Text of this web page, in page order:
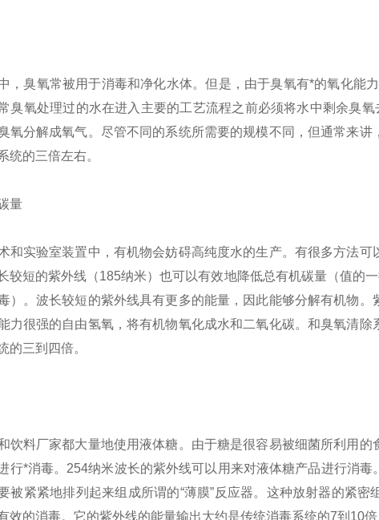
臭氧常被用于消毒和净化水体。但是，由于臭氧有*的氧化能
臭氧处理过的水在进入主要的工艺流程之前必须将水中剩余臭
氧分解成氧气。尽管不同的系统所需要的规模不同，但通常来
统的三倍左右。
量
实验室装置中，有机物会妨碍高纯度水的生产。有很多方法可
较短的紫外线（185纳米）也可以有效地降低总有机碳量（值的
）。波长较短的紫外线具有更多的能量，因此能够分解有机物
力很强的自由氢氧，将有机物氧化成水和二氧化碳。和臭氧清
的三到四倍。
料厂家都大量地使用液体糖。由于糖是很容易被细菌所利用的
行*消毒。254纳米波长的紫外线可以用来对液体糖产品进行消
被紧紧地排列起来组成所谓的“薄膜”反应器。这种放射器的紧
效的消毒。它的紫外线的能量输出大约是传统消毒系统的7到10倍